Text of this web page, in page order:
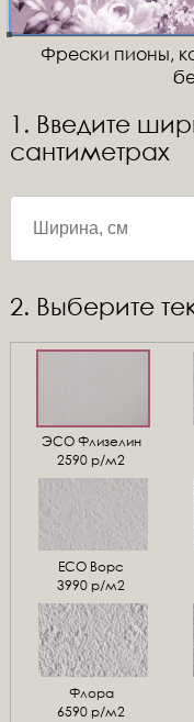
Фрески пионы,
1. Введите
сантиметрах
2. Выберите
ЭСО Флизелин
2590 р/м2
ЕСО Ворс
3990 р/м2
Флора
6590 р/м2